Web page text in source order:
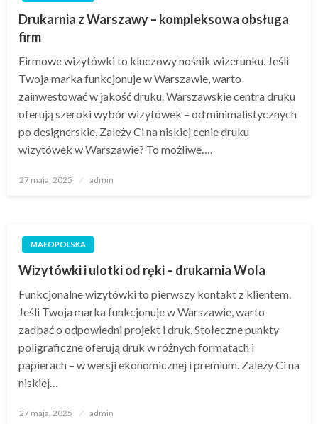
Drukarnia z Warszawy – kompleksowa obsługa
firm
Firmowe wizytówki to kluczowy nośnik wizerunku. Jeśli
Twoja marka funkcjonuje w Warszawie, warto
zainwestować w jakość druku. Warszawskie centra druku
oferują szeroki wybór wizytówek – od minimalistycznych
po designerskie. Zależy Ci na niskiej cenie druku
wizytówek w Warszawie? To możliwe….
Opublikowane
27 maja, 2025 admin
MAŁOPOLSKA
Wizytówki i ulotki od ręki – drukarnia Wola
Funkcjonalne wizytówki to pierwszy kontakt z klientem.
Jeśli Twoja marka funkcjonuje w Warszawie, warto
zadbać o odpowiedni projekt i druk. Stołeczne punkty
poligraficzne oferują druk w różnych formatach i
papierach – w wersji ekonomicznej i premium. Zależy Ci na
niskiej…
Opublikowane
27 maja, 2025 admin